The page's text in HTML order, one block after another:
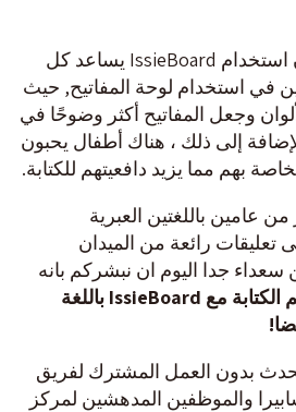
رأينا في حقل العمل ان استخدام IssieBoard يساعد كل
في استخدام لوحة المفاتيح, حيث
وجعل المفاتيح أكثر وضوحًا في
إلى ذلك ، هناك أطفال يحبون
بهم مما يزيد دافعيتهم للكتابة.
عامين باللغتين العبرية
تعليقات رائعة من الميدان
جدا اليوم ان نبشركم بانه
الكتابة مع IssieBoard باللغة
بدون العمل المشترك لفريق
والموظفين المدهشين لمركز